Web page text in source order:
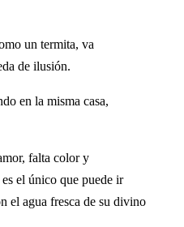
un termita, va
de ilusión.
en la misma casa,
falta color y
el único que puede ir
el agua fresca de su divino